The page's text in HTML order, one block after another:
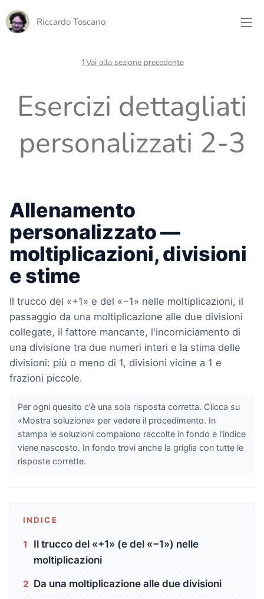
Riccardo Toscano
↑Vai alla sezione precedente
Esercizi dettagliati
personalizzati 2-3
Allenamento
personalizzato —
moltiplicazioni, divisioni
e stime
Il trucco del «+1» e del «−1» nelle moltiplicazioni, il
passaggio da una moltiplicazione alle due divisioni
collegate, il fattore mancante, l'incorniciamento di
una divisione tra due numeri interi e la stima delle
divisioni: più o meno di 1, divisioni vicine a 1 e
frazioni piccole.
Per ogni quesito c'è una sola risposta corretta. Clicca su
«Mostra soluzione» per vedere il procedimento. In
stampa le soluzioni compaiono raccolte in fondo e l'indice
viene nascosto. In fondo trovi anche la griglia con tutte le
risposte corrette.
INDICE
1
Il trucco del «+1» (e del «−1») nelle
moltiplicazioni
2 Da una moltiplicazione alle due divisioni